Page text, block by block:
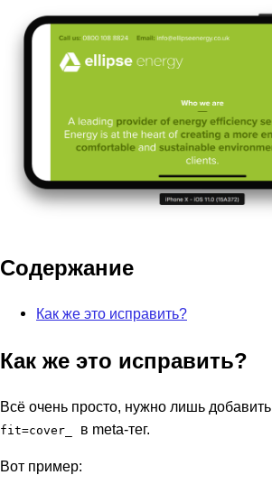
Содержание
Как же это исправить?
Как же это исправить?
Всё очень просто, нужно лишь добавить
fit=cover_
в meta-тег.
Вот пример: